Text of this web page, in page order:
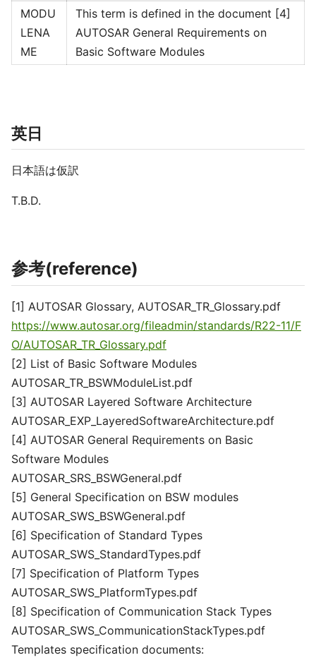
MODU
LENA
ME
This term is defined in the document [4]
AUTOSAR General Requirements on
Basic Software Modules
英日
日本語は仮訳
T.B.D.
参考(reference)
[1] AUTOSAR Glossary, AUTOSAR_TR_Glossary.pdf
https://www.autosar.org/fileadmin/standards/R22-11/F
O/AUTOSAR_TR_Glossary.pdf
[2] List of Basic Software Modules
AUTOSAR_TR_BSWModuleList.pdf
[3] AUTOSAR Layered Software Architecture
AUTOSAR_EXP_LayeredSoftwareArchitecture.pdf
[4] AUTOSAR General Requirements on Basic
Software Modules
AUTOSAR_SRS_BSWGeneral.pdf
[5] General Specification on BSW modules
AUTOSAR_SWS_BSWGeneral.pdf
[6] Specification of Standard Types
AUTOSAR_SWS_StandardTypes.pdf
[7] Specification of Platform Types
AUTOSAR_SWS_PlatformTypes.pdf
[8] Specification of Communication Stack Types
AUTOSAR_SWS_CommunicationStackTypes.pdf
Templates specification documents: